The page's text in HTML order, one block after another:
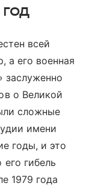
всей
а его военная
заслуженно
о Великой
сложные
имени
годы, и это
гибель
1979 года